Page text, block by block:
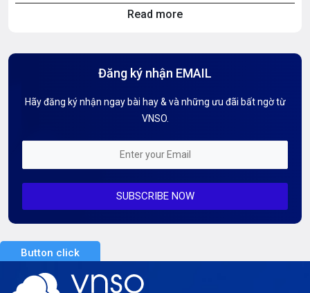
Hướng dẫn Tên miền
Kiến thức AI
Mỗi tuần 01 Server
Server Dedicated (Máy chủ riêng)
Server GPU
Server Windows
Read more
Đăng ký nhận EMAIL
Hãy đăng ký nhận ngay bài hay & và những ưu đãi bất ngờ từ
VNSO.
SUBSCRIBE NOW
Button click